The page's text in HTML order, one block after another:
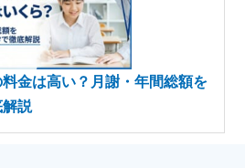
金は高い？月謝・年間総額を
説